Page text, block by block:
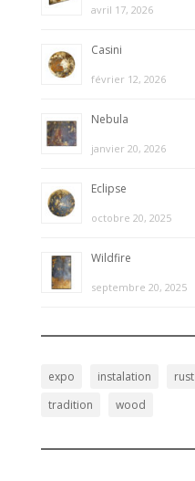
avril 17, 2026
Casini
février 12, 2026
Nebula
janvier 20, 2026
Eclipse
octobre 20, 2025
Wildfire
septembre 20, 2025
expo instalation rust
tradition
wood